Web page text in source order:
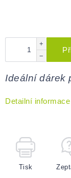
+
−
Ideální dárek
Detailní informace
Tisk